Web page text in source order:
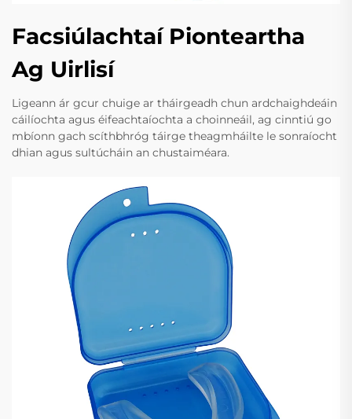
Facsiúlachtaí Pionteartha
Ag Uirlisí
Ligeann ár gcur chuige ar tháirgeadh chun ardchaighdeáin
cáilíochta agus éifeachtaíochta a choinneáil, ag cinntiú go
mbíonn gach scíthbhróg táirge theagmháilte le sonraíocht
dhian agus sultúcháin an chustaiméara.